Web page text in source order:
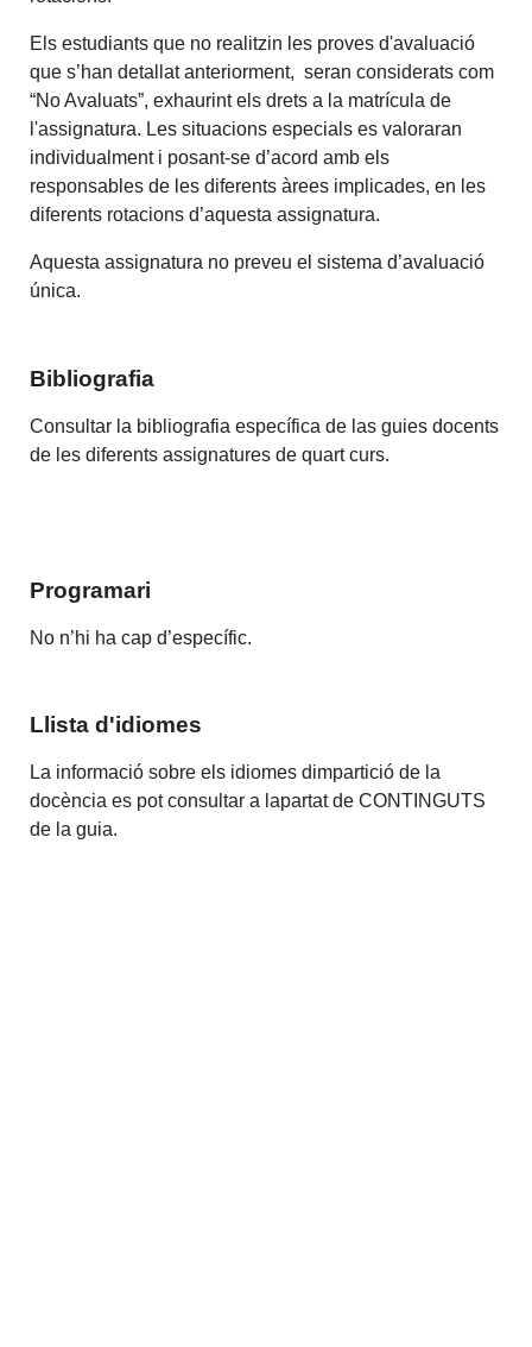
Els estudiants que no realitzin les proves d'avaluació
que s’han detallat anteriorment, seran considerats com
“No Avaluats”, exhaurint els drets a la matrícula de
l'assignatura. Les situacions especials es valoraran
individualment i posant-se d’acord amb els
responsables de les diferents àrees implicades, en les
diferents rotacions d’aquesta assignatura.
Aquesta assignatura no preveu el sistema d’avaluació
única.
Bibliografia
Consultar la bibliografia específica de las guies docents
de les diferents assignatures de quart curs.
Programari
No n’hi ha cap d’específic.
Llista d'idiomes
La informació sobre els idiomes dimpartició de la
docència es pot consultar a lapartat de CONTINGUTS
de la guia.